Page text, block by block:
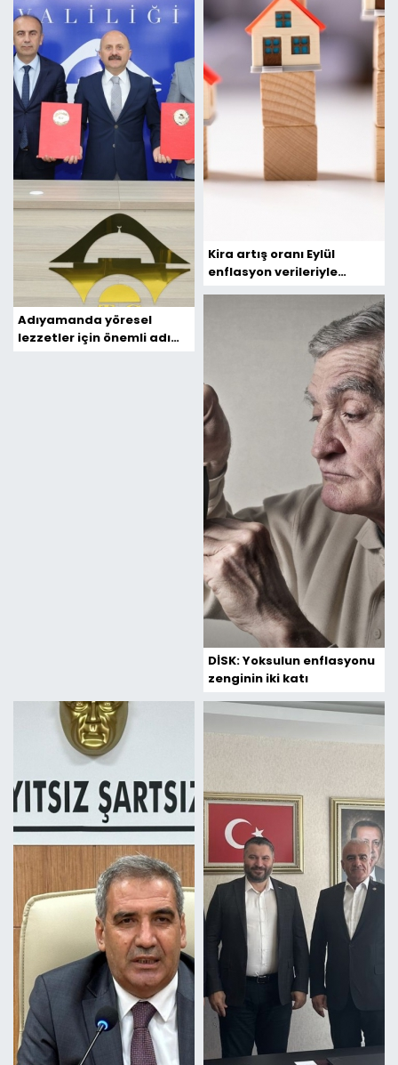
Adıyamanda yöresel
lezzetler için önemli adım:
Kira artış oranı Eylül
enflasyon verileriyle
DİSK: Yoksulun enflasyonu
zenginin iki katı